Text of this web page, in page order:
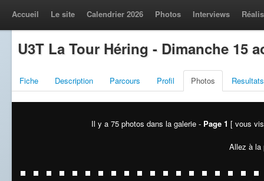
Accueil Le site Calendrier 2026 Photos Interviews
U3T La Tour Héring - Dimanche 15
Fiche Description Parcours Profil Photos Resultats
Il y a 75 photos dans la galerie - Page 1 [ vous
Allez à